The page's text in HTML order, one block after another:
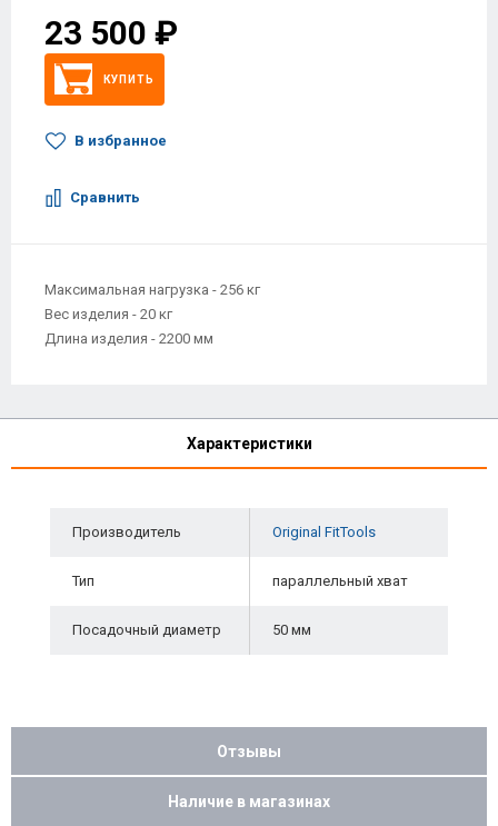
23 500 ₽
КУПИТЬ
В избранное
Сравнить
Максимальная нагрузка - 256 кг
Вес изделия - 20 кг
Длина изделия - 2200 мм
Характеристики
Производитель Original FitTools
Тип параллельный хват
Посадочный диаметр 50 мм
Отзывы
Наличие в магазинах